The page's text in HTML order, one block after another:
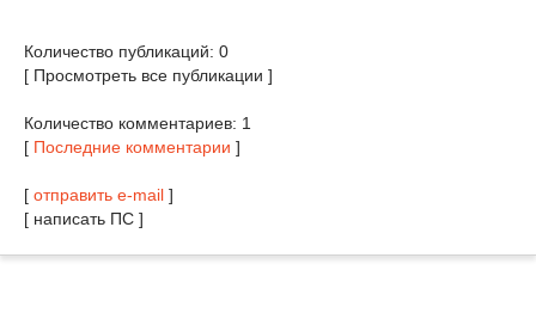
Количество публикаций: 0
[ Просмотреть все публикации ]
Количество комментариев: 1
[ Последние комментарии ]
[ отправить e-mail ]
[ написать ПС ]